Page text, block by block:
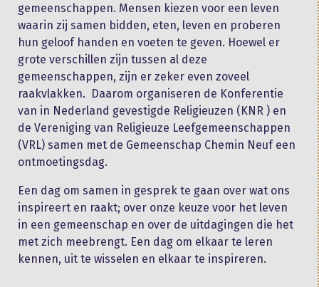
gemeenschappen. Mensen kiezen voor een leven
waarin zij samen bidden, eten, leven en proberen
hun geloof handen en voeten te geven. Hoewel er
grote verschillen zijn tussen al deze
gemeenschappen, zijn er zeker even zoveel
raakvlakken. Daarom organiseren de Konferentie
van in Nederland gevestigde Religieuzen (KNR ) en
de Vereniging van Religieuze Leefgemeenschappen
(VRL) samen met de Gemeenschap Chemin Neuf een
ontmoetingsdag.
Een dag om samen in gesprek te gaan over wat ons
inspireert en raakt; over onze keuze voor het leven
in een gemeenschap en over de uitdagingen die het
met zich meebrengt. Een dag om elkaar te leren
kennen, uit te wisselen en elkaar te inspireren.